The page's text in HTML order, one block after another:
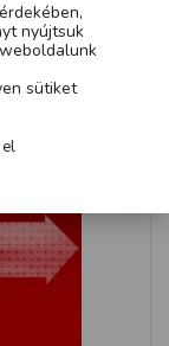
nyújtsuk
sütiket